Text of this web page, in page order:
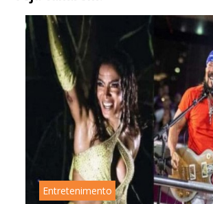
Entretenimento